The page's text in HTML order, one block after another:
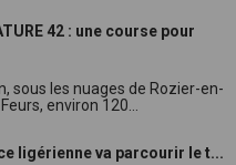
42 : une course pour
sous les nuages de Rozier-en-
environ 120...
ligérienne va parcourir le t...